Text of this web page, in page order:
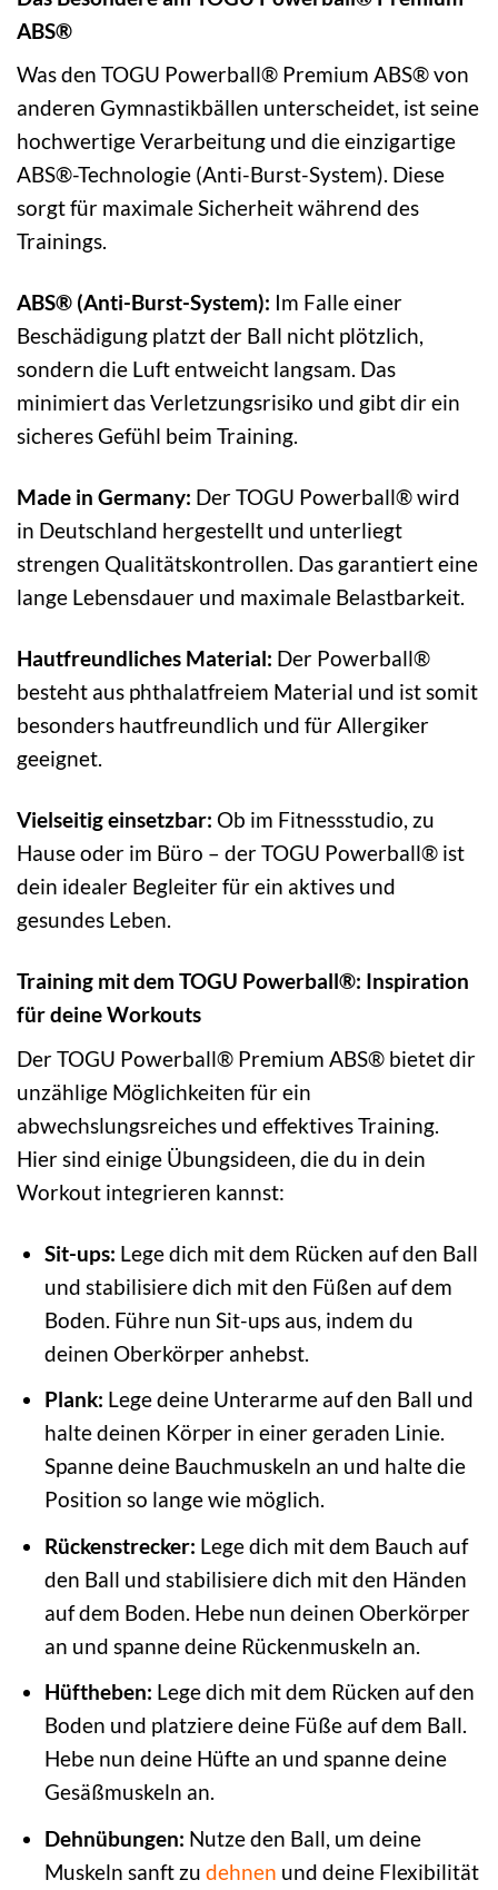
ABS®
Was den TOGU Powerball® Premium ABS® von
anderen Gymnastikbällen unterscheidet, ist seine
hochwertige Verarbeitung und die einzigartige
ABS®-Technologie (Anti-Burst-System). Diese
sorgt für maximale Sicherheit während des
Trainings.
ABS® (Anti-Burst-System): Im Falle einer
Beschädigung platzt der Ball nicht plötzlich,
sondern die Luft entweicht langsam. Das
minimiert das Verletzungsrisiko und gibt dir ein
sicheres Gefühl beim Training.
Made in Germany: Der TOGU Powerball® wird
in Deutschland hergestellt und unterliegt
strengen Qualitätskontrollen. Das garantiert eine
lange Lebensdauer und maximale Belastbarkeit.
Hautfreundliches Material: Der Powerball®
besteht aus phthalatfreiem Material und ist somit
besonders hautfreundlich und für Allergiker
geeignet.
Vielseitig einsetzbar: Ob im Fitnessstudio, zu
Hause oder im Büro – der TOGU Powerball® ist
dein idealer Begleiter für ein aktives und
gesundes Leben.
Training mit dem TOGU Powerball®: Inspiration
für deine Workouts
Der TOGU Powerball® Premium ABS® bietet dir
unzählige Möglichkeiten für ein
abwechslungsreiches und effektives Training.
Hier sind einige Übungsideen, die du in dein
Workout integrieren kannst:
Sit-ups: Lege dich mit dem Rücken auf den Ball
und stabilisiere dich mit den Füßen auf dem
Boden. Führe nun Sit-ups aus, indem du
deinen Oberkörper anhebst.
Plank: Lege deine Unterarme auf den Ball und
halte deinen Körper in einer geraden Linie.
Spanne deine Bauchmuskeln an und halte die
Position so lange wie möglich.
Rückenstrecker: Lege dich mit dem Bauch auf
den Ball und stabilisiere dich mit den Händen
auf dem Boden. Hebe nun deinen Oberkörper
an und spanne deine Rückenmuskeln an.
Hüftheben: Lege dich mit dem Rücken auf den
Boden und platziere deine Füße auf dem Ball.
Hebe nun deine Hüfte an und spanne deine
Gesäßmuskeln an.
Dehnübungen: Nutze den Ball, um deine
Muskeln sanft zu dehnen und deine Flexibilität